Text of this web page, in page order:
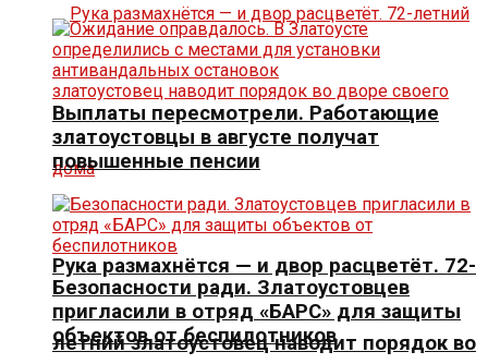
Рука размахнётся — и двор расцветёт. 72-
летний златоустовец наводит порядок во
Выплаты пересмотрели. Работающие
златоустовцы в августе получат
повышенные пенсии
Безопасности ради. Златоустовцев
пригласили в отряд «БАРС» для защиты
объектов от беспилотников